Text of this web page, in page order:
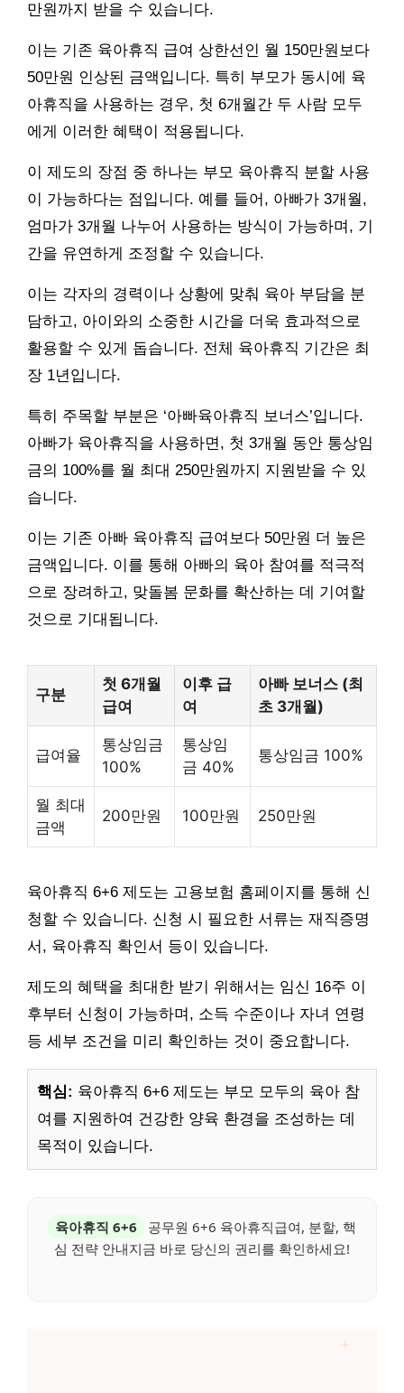
만원까지 받을 수 있습니다.
이는 기존 육아휴직 급여 상한선인 월 150만원보다
50만원 인상된 금액입니다. 특히 부모가 동시에 육
아휴직을 사용하는 경우, 첫 6개월간 두 사람 모두
에게 이러한 혜택이 적용됩니다.
이 제도의 장점 중 하나는 부모 육아휴직 분할 사용
이 가능하다는 점입니다. 예를 들어, 아빠가 3개월,
엄마가 3개월 나누어 사용하는 방식이 가능하며, 기
간을 유연하게 조정할 수 있습니다.
이는 각자의 경력이나 상황에 맞춰 육아 부담을 분
담하고, 아이와의 소중한 시간을 더욱 효과적으로
활용할 수 있게 돕습니다. 전체 육아휴직 기간은 최
장 1년입니다.
특히 주목할 부분은 ‘아빠육아휴직 보너스’입니다.
아빠가 육아휴직을 사용하면, 첫 3개월 동안 통상임
금의 100%를 월 최대 250만원까지 지원받을 수 있
습니다.
이는 기존 아빠 육아휴직 급여보다 50만원 더 높은
금액입니다. 이를 통해 아빠의 육아 참여를 적극적
으로 장려하고, 맞돌봄 문화를 확산하는 데 기여할
것으로 기대됩니다.
구분
첫 6개월
급여
이후 급
여
아빠 보너스 (최
초 3개월)
급여율
통상임금
100%
통상임
금 40%
통상임금 100%
월 최대
금액
200만원 100만원 250만원
육아휴직 6+6 제도는 고용보험 홈페이지를 통해 신
청할 수 있습니다. 신청 시 필요한 서류는 재직증명
서, 육아휴직 확인서 등이 있습니다.
제도의 혜택을 최대한 받기 위해서는 임신 16주 이
후부터 신청이 가능하며, 소득 수준이나 자녀 연령
등 세부 조건을 미리 확인하는 것이 중요합니다.
핵심: 육아휴직 6+6 제도는 부모 모두의 육아 참
여를 지원하여 건강한 양육 환경을 조성하는 데
목적이 있습니다.
육아휴직 6+6
공무원 6+6 육아휴직급여, 분할, 핵
심 전략 안내지금 바로 당신의 권리를 확인하세요!